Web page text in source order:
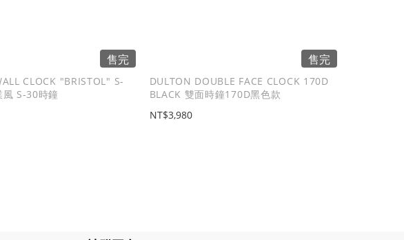
售完
CLOCK "BRISTOL" S-
S-30時鐘
售完
DULTON DOUBLE FACE CLOCK 170D
BLACK 雙面時鐘170D黑色款
NT$3,980